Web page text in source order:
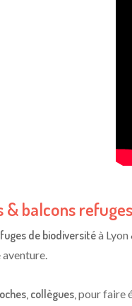
& balcons
de biodiversitéà
collègues,pour faire